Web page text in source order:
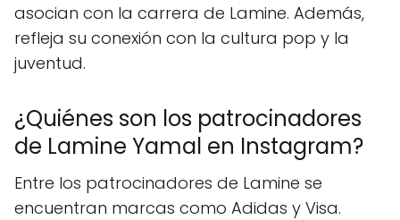
asocian con la carrera de Lamine. Además,
refleja su conexión con la cultura pop y la
juventud.
¿Quiénes son los patrocinadores
de Lamine Yamal en Instagram?
Entre los patrocinadores de Lamine se
encuentran marcas como Adidas y Visa.